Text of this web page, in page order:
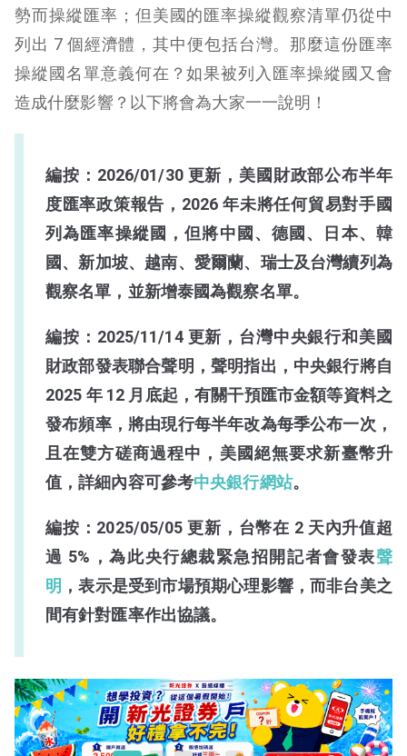
勢而操縱匯率；但美國的匯率操縱觀察清單仍從中
列出 7 個經濟體，其中便包括台灣。那麼這份匯率
操縱國名單意義何在？如果被列入匯率操縱國又會
造成什麼影響？以下將會為大家一一說明！
編按： 2026/01/30 更新，美國財政部公布半年
度匯率政策報告，2026 年未將任何貿易對手國
列為匯率操縱國，但將中國、德國、日本、韓
國、新加坡、越南、愛爾蘭、瑞士及台灣續列為
觀察名單，並新增泰國為觀察名單。
編按：2025/11/14 更新，台灣中央銀行和美國
財政部發表聯合聲明，聲明指出，中央銀行將自
2025 年 12 月底起，有關干預匯市金額等資料之
發布頻率，將由現行每半年改為每季公布一次，
且在雙方磋商過程中，美國絕無要求新臺幣升
值，詳細內容可參考中央銀行網站。
編按：2025/05/05 更新，台幣在 2 天內升值超
過 5%，為此央行總裁緊急招開記者會發表聲
明 ，表示是受到市場預期心理影響，而非台美之
間有針對匯率作出協議。